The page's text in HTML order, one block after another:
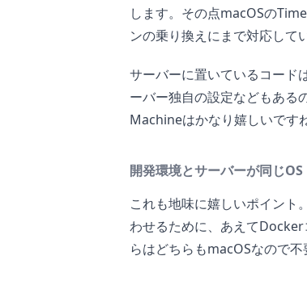
します。その点macOSの
ンの乗り換えにまで対応して
サーバーに置いているコード
ーバー独自の設定などもある
Machineはかなり嬉しいですね
開発環境とサーバーが同じOS
これも地味に嬉しいポイント
わせるために、あえて
らはどちらもmacOSなので不